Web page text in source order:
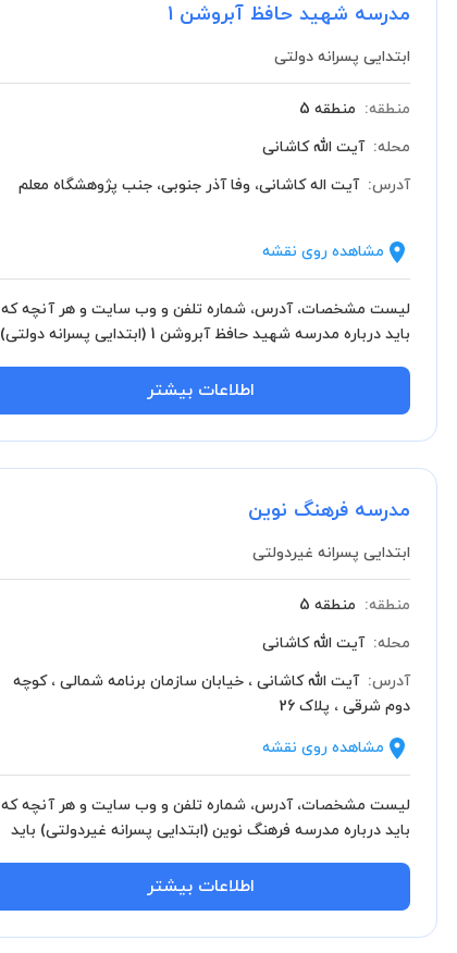
مدرسه شهید حافظ آبروشن 1
ابتدایی پسرانه دولتی
منطقه: منطقه 5
محله: آیت الله کاشانی
آدرس: آیت اله کاشانی، وفا آذر جنوبی، جنب پژوهشگاه معلم
مشاهده روی نقشه
لیست مشخصات، آدرس، شماره تلفن و وب سایت و هر آنچه که
باید درباره مدرسه شهید حافظ آبروشن 1 (ابتدایی پسرانه دولتی)
اطلاعات بیشتر
مدرسه فرهنگ نوین
ابتدایی پسرانه غیردولتی
منطقه: منطقه 5
محله: آیت الله کاشانی
آدرس: آیت الله کاشانی ، خیابان سازمان برنامه شمالی ، کوچه
دوم شرقی ، پلاک 26
مشاهده روی نقشه
لیست مشخصات، آدرس، شماره تلفن و وب سایت و هر آنچه که
باید درباره مدرسه فرهنگ نوین (ابتدایی پسرانه غیردولتی) باید
اطلاعات بیشتر